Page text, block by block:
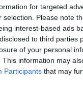
for targeted
selection. Please note
interest-based ads
to third parties
of your personal
This information may
Participants that may